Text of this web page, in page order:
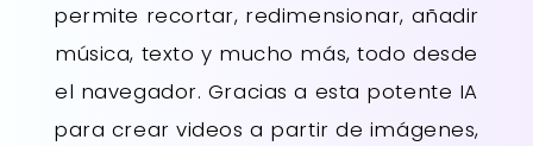
permite recortar, redimensionar, añadir
música, texto y mucho más, todo desde
el navegador. Gracias a esta potente IA
para crear videos a partir de imágenes,